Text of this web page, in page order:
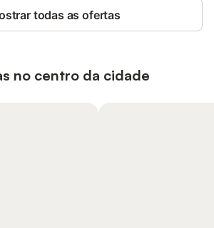
todas as ofertas
no centro da cidade